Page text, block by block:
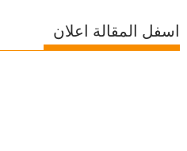
اسفل المقالة اعلان